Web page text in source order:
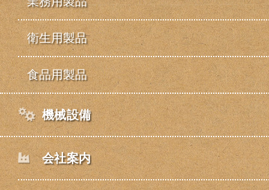
衛生用製品
食品用製品
機械設備
会社案内